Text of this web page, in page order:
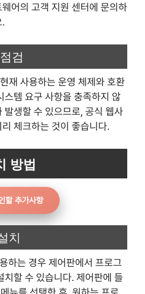
어의 고객 지원 센터에 문의하
검
재 사용하는 운영 체제와 호환
스템 요구 사항을 충족하지 않
발생할 수 있으므로, 공식 웹사
체크하는 것이 좋습니다.
방법
할 추가사항
치
하는 경우 제어판에서 프로그
치할 수 있습니다. 제어판에 들